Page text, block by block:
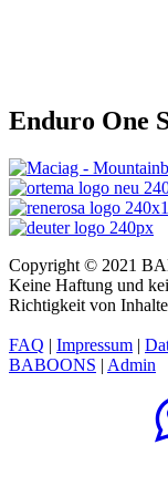
Enduro One
Copyright © 2021
Keine Haftung und
Richtigkeit von
FAQ | Impressum |
BABOONS | Admin